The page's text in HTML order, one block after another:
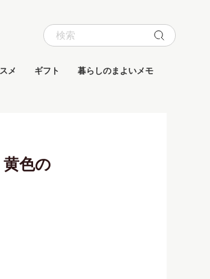
メ ギフト 暮らしのまよいメモ
色の